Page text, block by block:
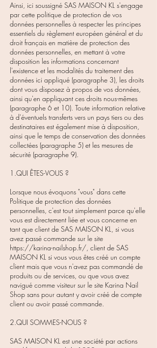
Ainsi, ici soussigné SAS MAISON KL s'engage
par cette politique de protection de vos
données personnelles à respecter les principes
essentiels du règlement européen général et du
droit français en matière de protection des
données personnelles, en mettant à votre
disposition les informations concernant
l'existence et les modalités du traitement des
données ici appliqué (paragraphe 3), les droits
dont vous disposez à propos de vos données,
ainsi qu'en appliquant ces droits nous-mêmes
(paragraphe 6 et 10). Toute information relative
à d'éventuels transferts vers un pays tiers ou des
destinataires est également mise à disposition,
ainsi que le temps de conservation des données
collectées (paragraphe 5) et les mesures de
sécurité (paragraphe 9).
1.QUI ÊTES-VOUS ?
Lorsque nous évoquons "vous" dans cette
Politique de protection des données
personnelles, c'est tout simplement parce qu'elle
vous est directement liée et vous concerne en
tant que client de SAS MAISON KL, si vous
avez passé commande sur le site
https://karina-nailshop.fr/, client de SAS
MAISON KL si vous vous êtes créé un compte
client mais que vous n'avez pas commandé de
produits ou de services, ou que vous avez
navigué comme visiteur sur le site Karina Nail
Shop sans pour autant y avoir créé de compte
client ou avoir passé commande.
2.QUI SOMMES-NOUS ?
SAS MAISON KL est une société par actions